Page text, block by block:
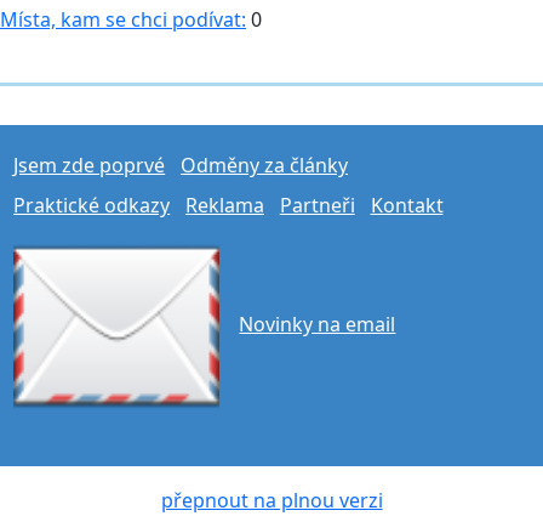
Místa, kam se chci podívat: 0
Jsem zde poprvé
Odměny za články
Praktické odkazy
Reklama Partneři Kontakt
Novinky na email
přepnout na plnou verzi